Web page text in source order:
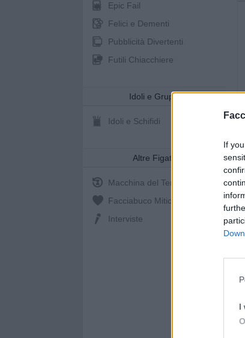
If
I
Epic Fail
Felici e Dementi
Pubblicità Divertenti
Futili Chiacchiere
Idoli e Gruppi
Idoli e Schifidi
Altre Figate
Macchina del Tempo
Facciabuco Mitic
Interviste